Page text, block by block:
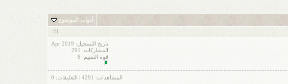
أدوات الموضوع
1
تاريخ التسجيل: Apr 2019
المشاركات: 291
قوة التقييم: 8
المشاهدات: 4291 | التعليقات: 0